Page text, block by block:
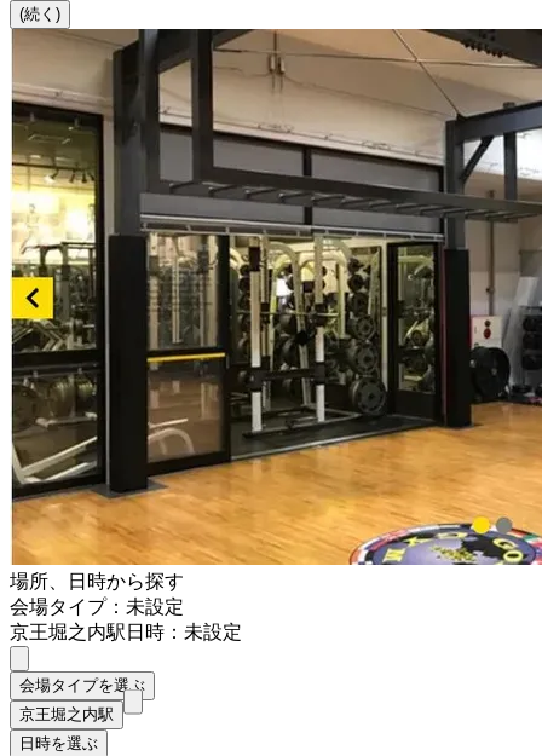
(続く)
場所、日時から探す
会場タイプ：未設定
京王堀之内駅日時：未設定
会場タイプを選ぶ
京王堀之内駅
日時を選ぶ